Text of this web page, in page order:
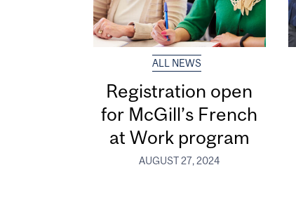
ALL NEWS
Registration open
for McGill’s French
at Work program
AUGUST 27, 2024